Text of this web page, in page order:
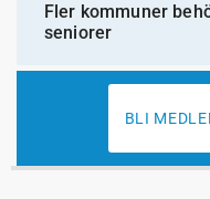
Fler kommuner
seniorer
BLI